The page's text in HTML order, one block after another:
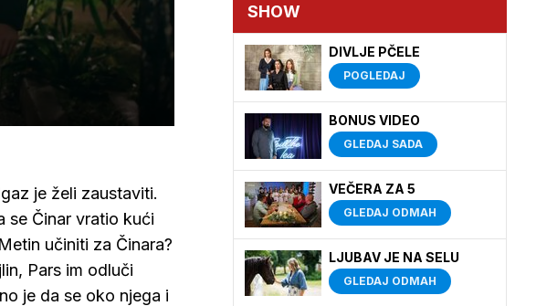
je želi zaustaviti.
se Činar vratio kući
učiniti za Činara?
Pars im odluči
je da se oko njega i
SHOW
DIVLJE PČELE
POGLEDAJ
BONUS VIDEO
GLEDAJ SADA
VEČERA ZA 5
GLEDAJ ODMAH
LJUBAV JE NA SELU
GLEDAJ ODMAH